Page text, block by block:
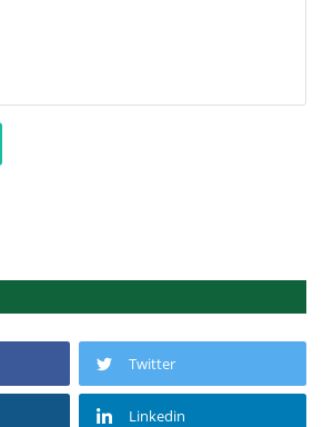
Twitter
Linkedin